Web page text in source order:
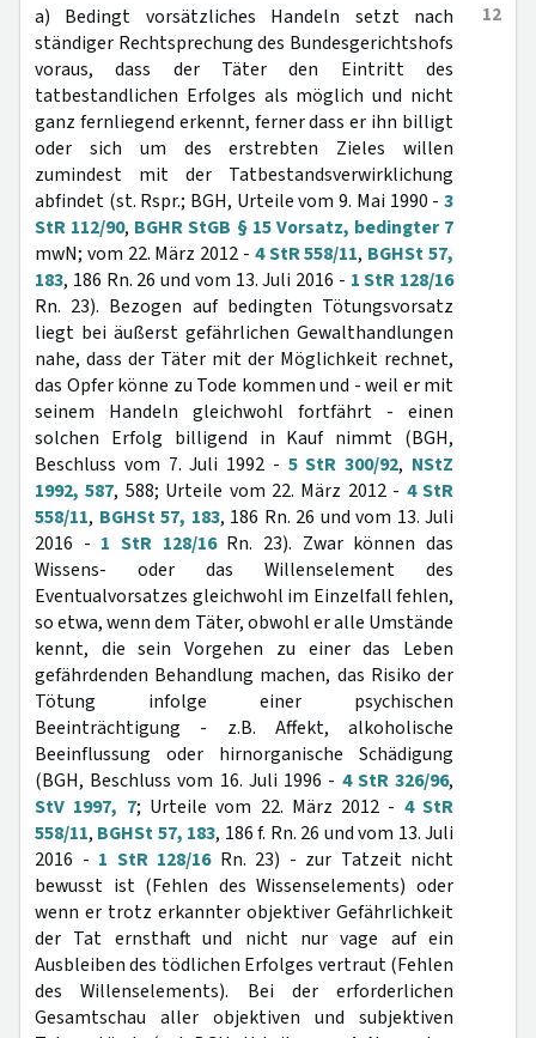
12
a) Bedingt vorsätzliches Handeln setzt nach
ständiger Rechtsprechung des Bundesgerichtshofs
voraus, dass der Täter den Eintritt des
tatbestandlichen Erfolges als möglich und nicht
ganz fernliegend erkennt, ferner dass er ihn billigt
oder sich um des erstrebten Zieles willen
zumindest mit der Tatbestandsverwirklichung
abfindet (st. Rspr.; BGH, Urteile vom 9. Mai 1990 - 3
StR 112/90, BGHR StGB § 15 Vorsatz, bedingter 7
mwN; vom 22. März 2012 - 4 StR 558/11, BGHSt 57,
183, 186 Rn. 26 und vom 13. Juli 2016 - 1 StR 128/16
Rn. 23). Bezogen auf bedingten Tötungsvorsatz
liegt bei äußerst gefährlichen Gewalthandlungen
nahe, dass der Täter mit der Möglichkeit rechnet,
das Opfer könne zu Tode kommen und - weil er mit
seinem Handeln gleichwohl fortfährt - einen
solchen Erfolg billigend in Kauf nimmt (BGH,
Beschluss vom 7. Juli 1992 - 5 StR 300/92, NStZ
1992, 587, 588; Urteile vom 22. März 2012 - 4 StR
558/11, BGHSt 57, 183, 186 Rn. 26 und vom 13. Juli
2016 - 1 StR 128/16Rn. 23). Zwar können das
Wissens- oder das Willenselement des
Eventualvorsatzes gleichwohl im Einzelfall fehlen,
so etwa, wenn dem Täter, obwohl er alle Umstände
kennt, die sein Vorgehen zu einer das Leben
gefährdenden Behandlung machen, das Risiko der
Tötung infolge einer psychischen
Beeinträchtigung - z.B. Affekt, alkoholische
Beeinflussung oder hirnorganische Schädigung
(BGH, Beschluss vom 16. Juli 1996 - 4 StR 326/96,
StV 1997, 7; Urteile vom 22. März 2012 - 4 StR
558/11, BGHSt 57, 183, 186 f. Rn. 26 und vom 13. Juli
2016 - 1 StR 128/16Rn. 23) - zur Tatzeit nicht
bewusst ist (Fehlen des Wissenselements) oder
wenn er trotz erkannter objektiver Gefährlichkeit
der Tat ernsthaft und nicht nur vage auf ein
Ausbleiben des tödlichen Erfolges vertraut (Fehlen
des Willenselements). Bei der erforderlichen
Gesamtschau aller objektiven und subjektiven